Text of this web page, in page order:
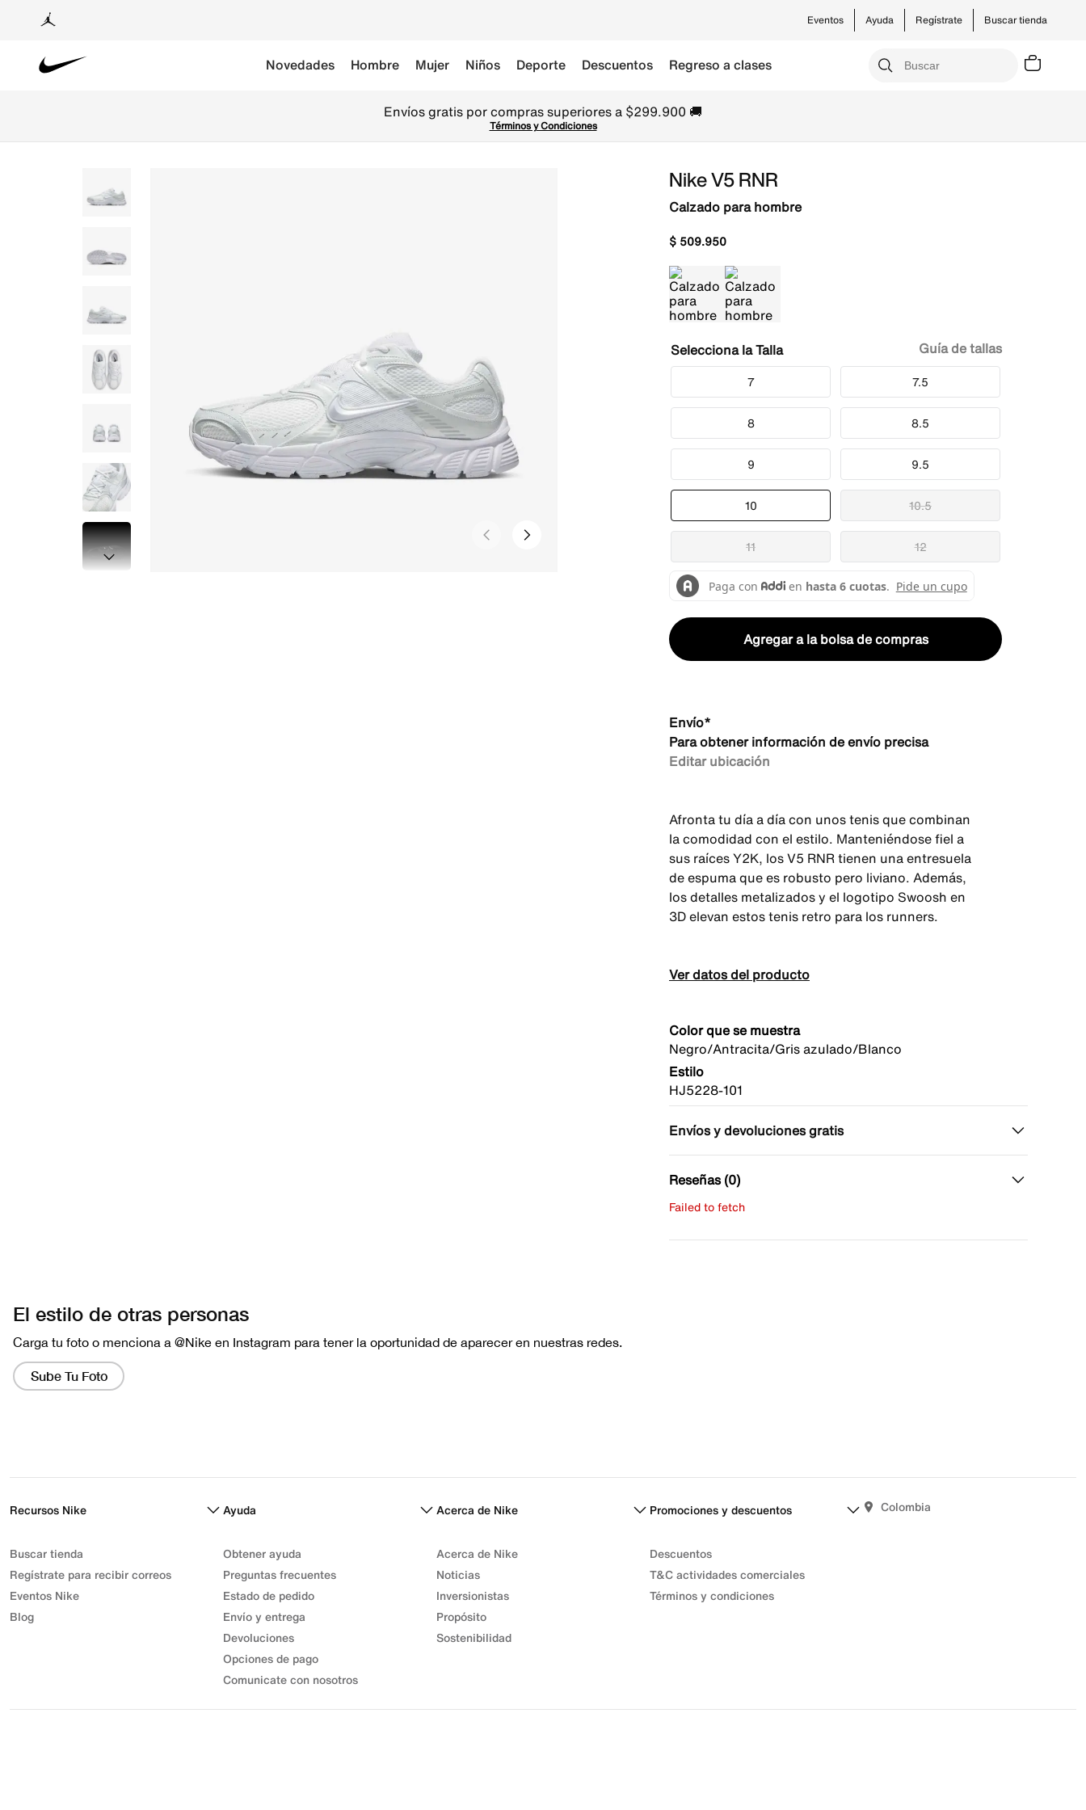
Buscar tienda
Ayuda Regístrate
Eventos
Novedades Hombre Mujer Niños Deporte Descuentos Regreso a clases
Envíos gratis por compras superiores a $299.900 🚚
Términos y Condiciones
Nike V5 RNR
Calzado para hombre
$ 509.950
Talla
7 7.5
8 8.5
9 9.5
10 10.5
11 12
Guía de tallas
Agregar a la bolsa de compras
Envío*
Para obtener información de envío precisa
Editar ubicación
Afronta tu día a día con unos tenis que combinan
la comodidad con el estilo. Manteniéndose fiel a
sus raíces Y2K, los V5 RNR tienen una entresuela
de espuma que es robusto pero liviano. Además,
los detalles metalizados y el logotipo Swoosh en
3D elevan estos tenis retro para los runners.
Ver datos del producto
Color que se muestra
Negro/Antracita/Gris azulado/Blanco
Estilo
HJ5228-101
Envíos y devoluciones gratis
Reseñas (0)
Failed to fetch
Recursos Nike
Buscar tienda
Regístrate para recibir correos
Eventos Nike
Blog
Ayuda
Obtener ayuda
Preguntas frecuentes
Estado de pedido
Envío y entrega
Devoluciones
Opciones de pago
Comunicate con nosotros
Acerca de Nike
Acerca de Nike
Noticias
Inversionistas
Propósito
Sostenibilidad
Promociones y descuentos
Descuentos
T&C actividades comerciales
Términos y condiciones
Colombia